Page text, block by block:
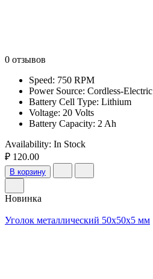
0 отзывов
Speed: 750 RPM
Power Source: Cordless-Electric
Battery Cell Type: Lithium
Voltage: 20 Volts
Battery Capacity: 2 Ah
Availability: In Stock
₽ 120.00
В корзину
Новинка
Уголок металлический 50x50x5 мм